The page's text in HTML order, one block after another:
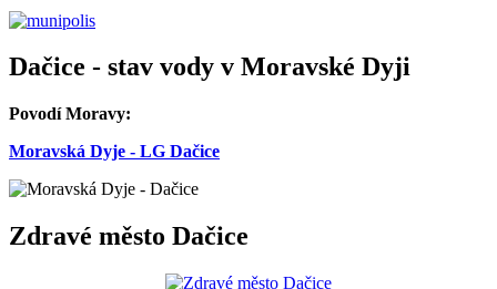
Dačice - stav vody v Moravské Dyji
Povodí Moravy:
Moravská Dyje - LG Dačice
Zdravé město Dačice